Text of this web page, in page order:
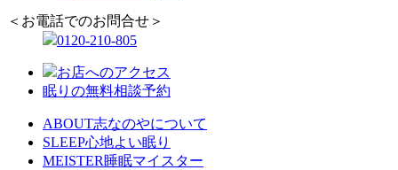
＜お電話でのお問合せ＞
0120-210-805
お店へのアクセス
眠りの無料相談予約
ABOUT志なのやについて
SLEEP心地よい眠り
MEISTER睡眠マイスター